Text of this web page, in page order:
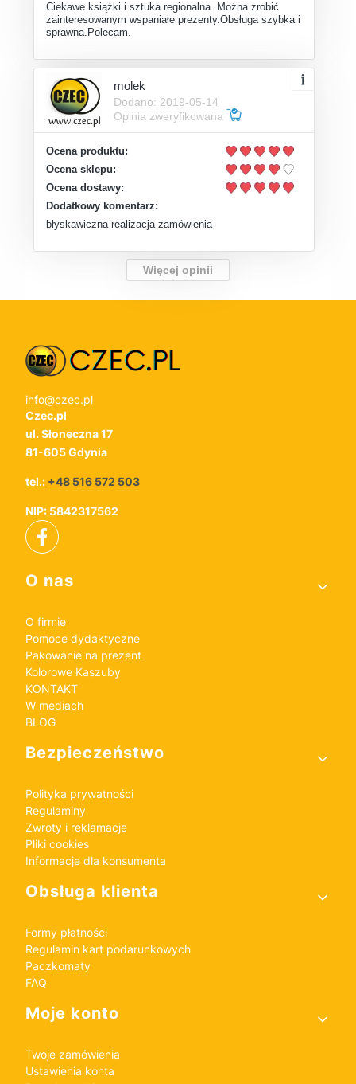
Ciekawe książki i sztuka regionalna. Można zrobić
zainteresowanym wspaniałe prezenty.Obsługa szybka i
sprawna.Polecam.
molek
Dodano: 2019-05-14
Opinia zweryfikowana
Ocena produktu:
Ocena sklepu:
Ocena dostawy:
Dodatkowy komentarz:
błyskawiczna realizacja zamówienia
Więcej opinii
info@czec.pl
Czec.pl
ul. Słoneczna 17
81-605 Gdynia
tel.: +48 516 572 503
NIP: 5842317562
Linki w stopce
O nas
O firmie
Pomoce dydaktyczne
Pakowanie na prezent
Kolorowe Kaszuby
KONTAKT
W mediach
BLOG
Bezpieczeństwo
Polityka prywatności
Regulaminy
Zwroty i reklamacje
Pliki cookies
Informacje dla konsumenta
Obsługa klienta
Formy płatności
Regulamin kart podarunkowych
Paczkomaty
FAQ
Moje konto
Twoje zamówienia
Ustawienia konta